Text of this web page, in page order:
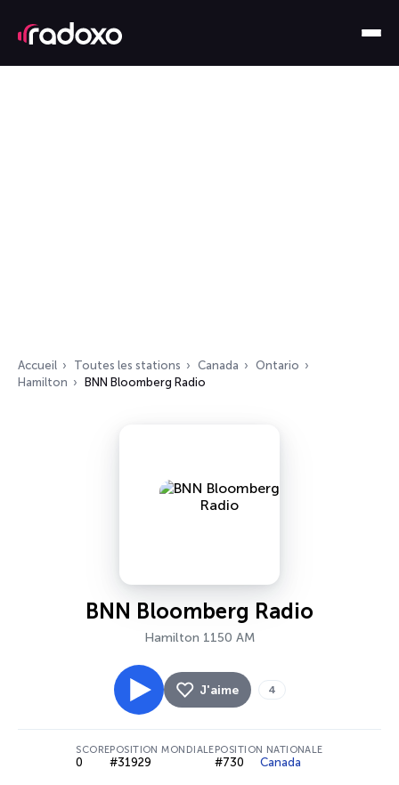
Accueil Toutes les stations Canada
Ontario
Hamilton
BNN Bloomberg Radio
BNN Bloomberg Radio
Hamilton 1150 AM
J'aime 4
SCORE
0
POSITION MONDIALE
#31929
POSITION NATIONALE
#730 Canada